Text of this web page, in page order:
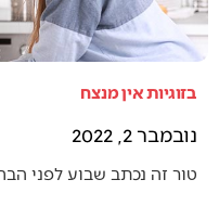
בזוגיות אין מנצח
נובמבר 2, 2022
טור זה נכתב שבוע לפני